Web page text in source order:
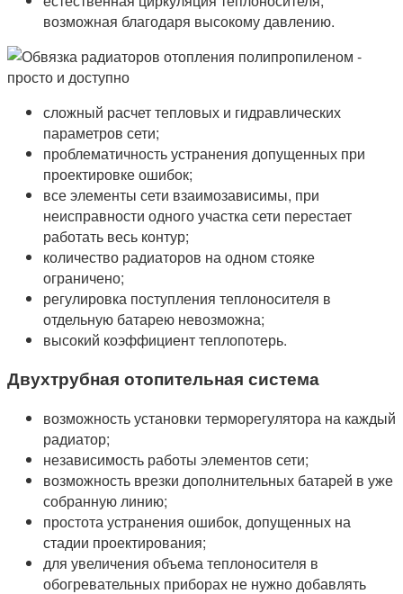
возможная благодаря высокому давлению.
сложный расчет тепловых и гидравлических
параметров сети;
проблематичность устранения допущенных при
проектировке ошибок;
все элементы сети взаимозависимы, при
неисправности одного участка сети перестает
работать весь контур;
количество радиаторов на одном стояке
ограничено;
регулировка поступления теплоносителя в
отдельную батарею невозможна;
высокий коэффициент теплопотерь.
Двухтрубная отопительная система
возможность установки терморегулятора на каждый
радиатор;
независимость работы элементов сети;
возможность врезки дополнительных батарей в уже
собранную линию;
простота устранения ошибок, допущенных на
стадии проектирования;
для увеличения объема теплоносителя в
обогревательных приборах не нужно добавлять